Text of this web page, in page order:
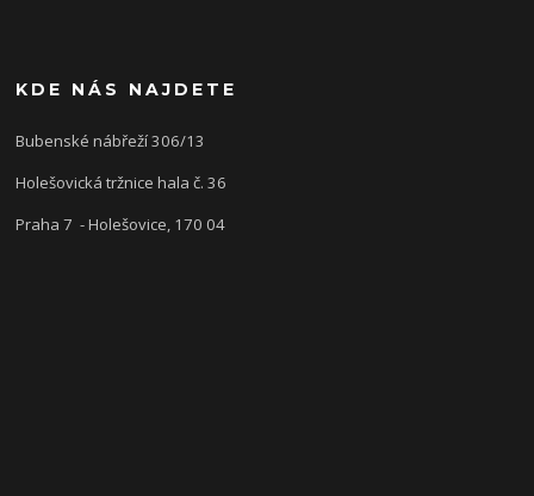
KDE NÁS NAJDETE
Bubenské nábřeží 306/13
Holešovická tržnice hala č. 36
Praha 7 - Holešovice, 170 04